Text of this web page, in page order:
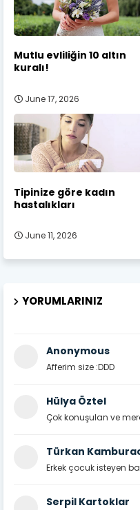
Mutlu evliliğin 10 altın
kuralı!
June 17, 2026
Tipinize göre kadın
hastalıkları
June 11, 2026
YORUMLARINIZ
Anonymous
Afferim size :DDD
Hülya Öztel
Çok konuşulan ve
Türkan
Erkek çocuk isteyen
Serpil Kartoklar